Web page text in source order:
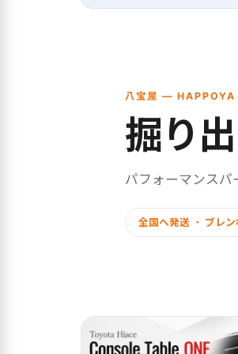
八宝屋 — HAPPOYA
掘り
パフォーマンスパ
全国へ発送 ・ ブレ